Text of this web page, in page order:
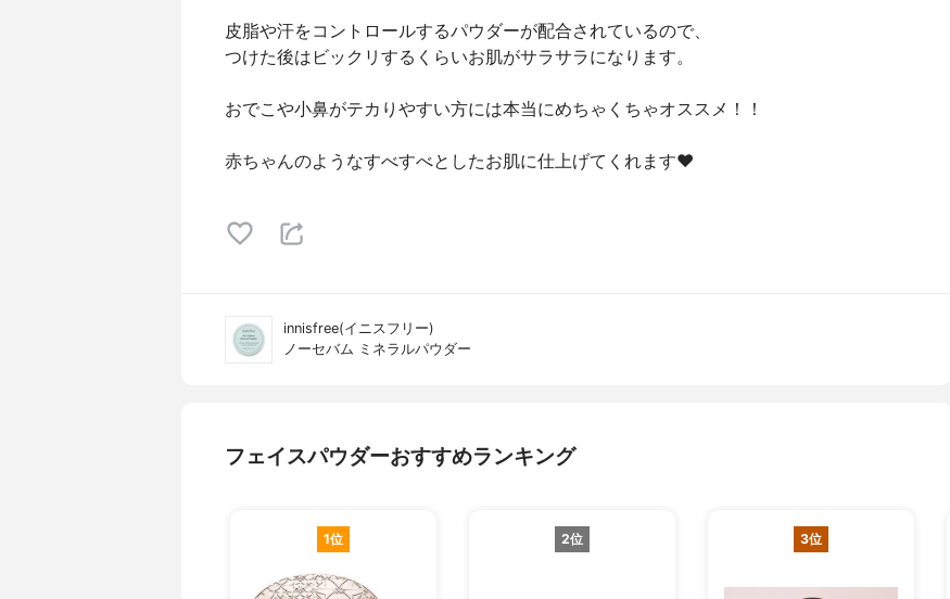
皮脂や汗をコントロールするパウダーが配合されているので、
つけた後はビックリするくらいお肌がサラサラになります。
おでこや小鼻がテカりやすい方には本当にめちゃくちゃオススメ！！
赤ちゃんのようなすべすべとしたお肌に仕上げてくれます❤
innisfree(イニスフリー)
ノーセバム ミネラルパウダー
フェイスパウダーおすすめランキング
1位 2位 3位